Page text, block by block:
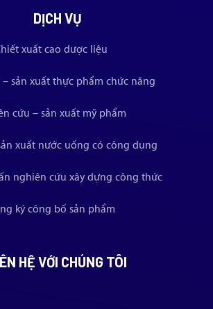
DỊCH VỤ
xuất cao dược liệu
– sản xuất thực phẩm chức năng
cứu – sản xuất mỹ phẩm
xuất nước uống có công dụng
nghiên cứu xây dựng công thức
ký công bố sản phẩm
HỆ VỚI CHÚNG TÔI